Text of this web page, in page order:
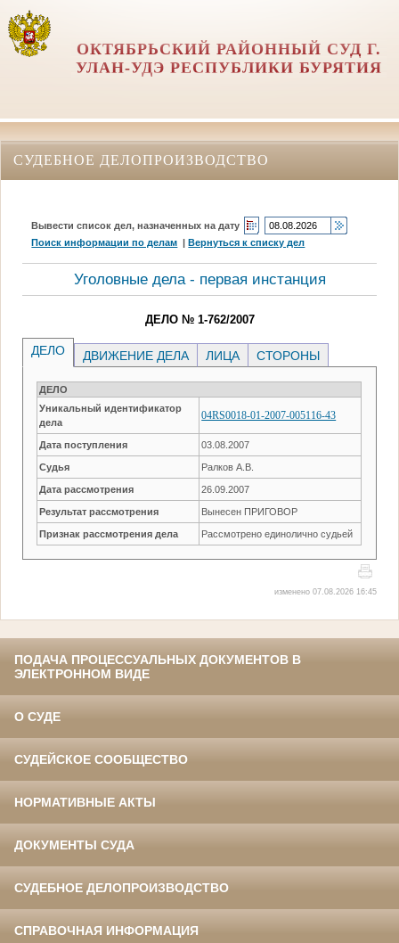
ОКТЯБРЬСКИЙ РАЙОННЫЙ СУД Г.
УЛАН-УДЭ РЕСПУБЛИКИ БУРЯТИЯ
СУДЕБНОЕ ДЕЛОПРОИЗВОДСТВО
Вывести список дел, назначенных на дату
Поиск информации по делам |Вернуться к списку дел
Уголовные дела - первая инстанция
ДЕЛО № 1-762/2007
ДЕЛО ДВИЖЕНИЕ ДЕЛА ЛИЦА СТОРОНЫ
ДЕЛО
Уникальный идентификатор
дела
04RS0018-01-2007-005116-43
Дата поступления 03.08.2007
Судья Ралков А.В.
Дата рассмотрения 26.09.2007
Результат рассмотрения Вынесен ПРИГОВОР
Признак рассмотрения дела Рассмотрено единолично судьей
изменено 07.08.2026 16:45
ПОДАЧА ПРОЦЕССУАЛЬНЫХ ДОКУМЕНТОВ В
ЭЛЕКТРОННОМ ВИДЕ
О СУДЕ
СУДЕЙСКОЕ СООБЩЕСТВО
НОРМАТИВНЫЕ АКТЫ
ДОКУМЕНТЫ СУДА
СУДЕБНОЕ ДЕЛОПРОИЗВОДСТВО
СПРАВОЧНАЯ ИНФОРМАЦИЯ